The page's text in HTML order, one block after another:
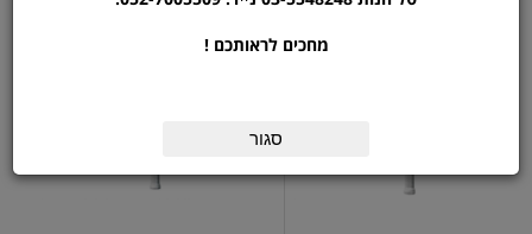
מחכים לראותכם !
סגור